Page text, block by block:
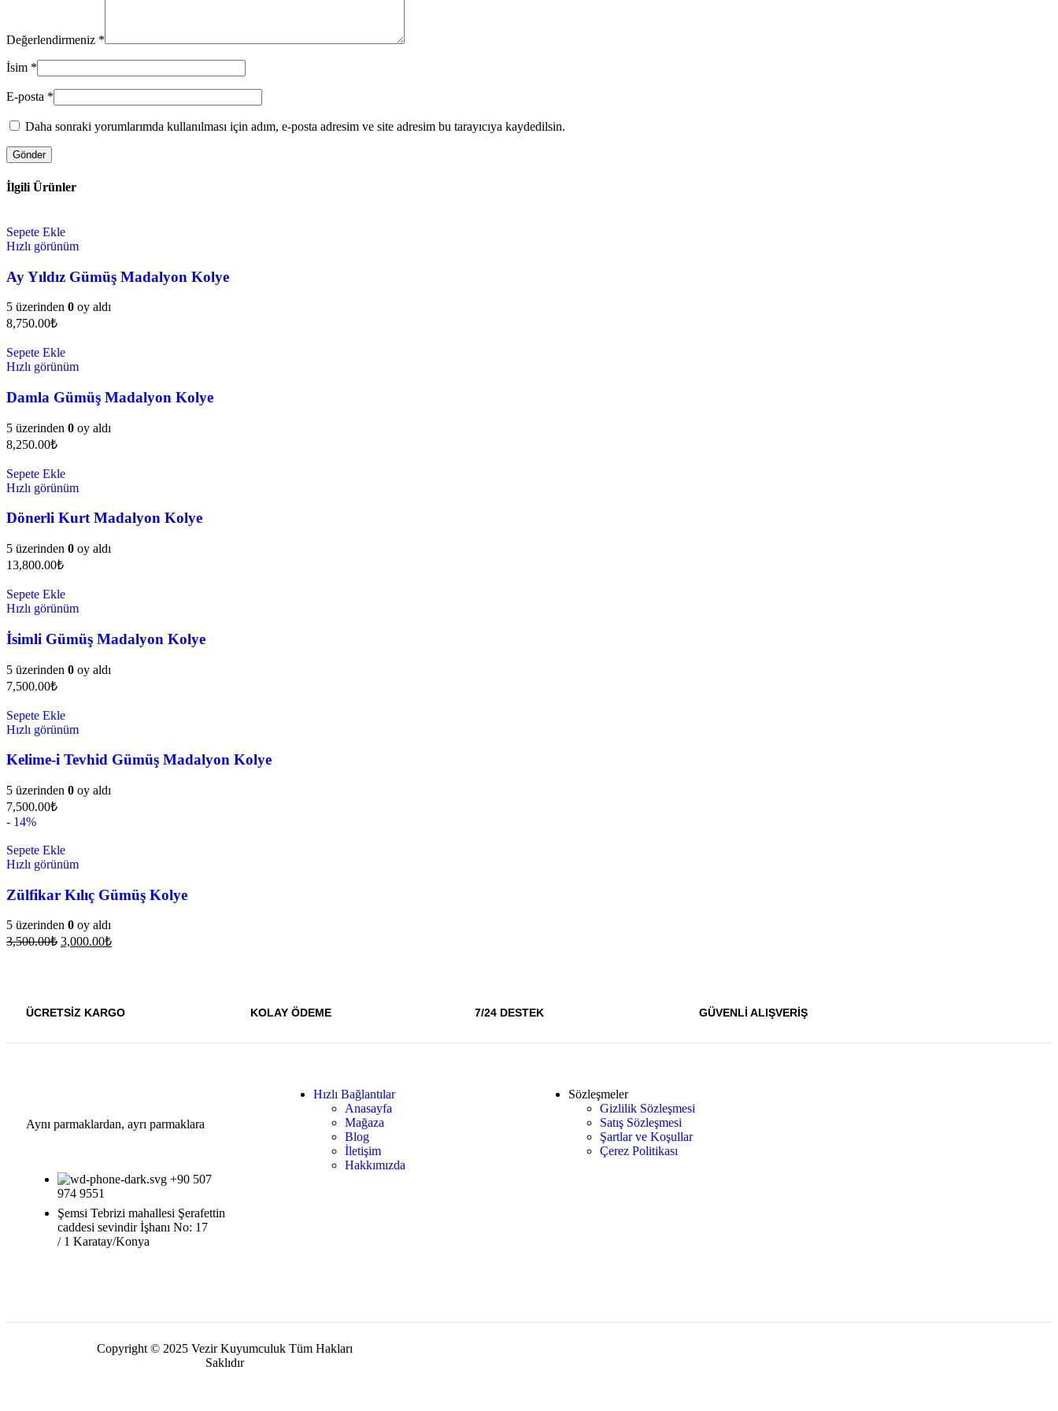
Değerlendirmeniz *
İsim *
E-posta *
Daha sonraki yorumlarımda kullanılması için adım, e-posta adresim ve site adresim bu tarayıcıya kaydedilsin.
İlgili Ürünler
Sepete Ekle
Hızlı görünüm
Ay Yıldız Gümüş Madalyon Kolye
5 üzerinden 0 oy aldı
8,750.00₺
Sepete Ekle
Hızlı görünüm
Damla Gümüş Madalyon Kolye
5 üzerinden 0 oy aldı
8,250.00₺
Sepete Ekle
Hızlı görünüm
Dönerli Kurt Madalyon Kolye
5 üzerinden 0 oy aldı
13,800.00₺
Sepete Ekle
Hızlı görünüm
İsimli Gümüş Madalyon Kolye
5 üzerinden 0 oy aldı
7,500.00₺
Sepete Ekle
Hızlı görünüm
Kelime-i Tevhid Gümüş Madalyon Kolye
5 üzerinden 0 oy aldı
7,500.00₺
- 14%
Sepete Ekle
Hızlı görünüm
Zülfikar Kılıç Gümüş Kolye
5 üzerinden 0 oy aldı
3,500.00₺ 3,000.00₺
ÜCRETSİZ KARGO KOLAY ÖDEME 7/24 DESTEK GÜVENLİ ALIŞVERİŞ
Aynı parmaklardan, ayrı parmaklara
+90 507
974 9551
Şemsi Tebrizi mahallesi Şerafettin
caddesi sevindir İşhanı No: 17
/ 1 Karatay/Konya
Hızlı Bağlantılar
Anasayfa
Mağaza
Blog
İletişim
Hakkımızda
Sözleşmeler
Gizlilik Sözleşmesi
Satış Sözleşmesi
Şartlar ve Koşullar
Çerez Politikası
Copyright © 2025 Vezir Kuyumculuk Tüm Hakları
Saklıdır